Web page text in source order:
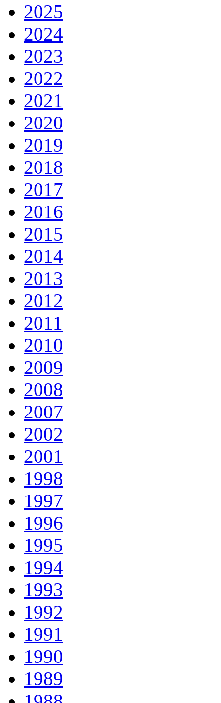
2025
2024
2023
2022
2021
2020
2019
2018
2017
2016
2015
2014
2013
2012
2011
2010
2009
2008
2007
2002
2001
1998
1997
1996
1995
1994
1993
1992
1991
1990
1989